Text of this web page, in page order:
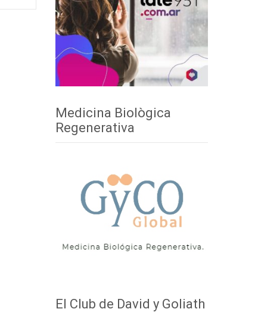
Medicina Biològica
Regenerativa
El Club de David y Goliath